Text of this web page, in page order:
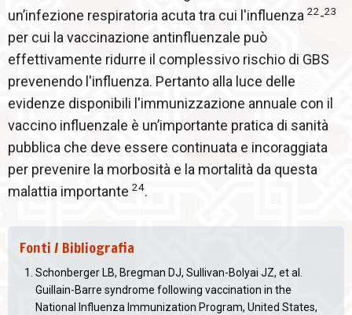
un’infezione respiratoria acuta tra cui l'influenza 22-23
per cui la vaccinazione antinfluenzale può
effettivamente ridurre il complessivo rischio di GBS
prevenendo l'influenza. Pertanto alla luce delle
evidenze disponibili l'immunizzazione annuale con il
vaccino influenzale è un’importante pratica di sanità
pubblica che deve essere continuata e incoraggiata
per prevenire la morbosità e la mortalità da questa
malattia importante 24.
Fonti / Bibliografia
Schonberger LB, Bregman DJ, Sullivan-Bolyai JZ, et al.
Guillain-Barre syndrome following vaccination in the
National Influenza Immunization Program, United States,